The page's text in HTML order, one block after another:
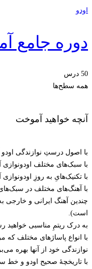
اودو
دوره جامع
50 درس
همه سطح‌ها
آنچه خواهید آموخت
با اصول درستِ نوازندگی اودو
با سبک‌های مختلف اودونوازی
با تکنیک‌هایِ به روزِ
با آهنگ‌های مختلف در سبک‌های
چندین آهنگ ایرانی و خارجی
است).
به درک ریتمِ مناسبی خواهید
با انواع پاساژهای مختلف که
نوازندگی خود از آنها بهره
با تاریخچۀ صحیح اودو و خط